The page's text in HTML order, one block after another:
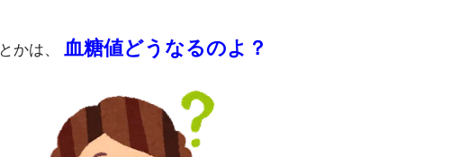
とかは、血糖値どうなるのよ？